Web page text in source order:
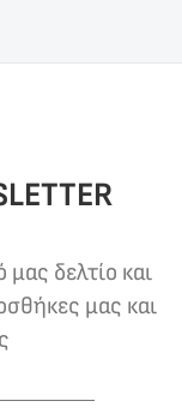
δελτίο και
μας και